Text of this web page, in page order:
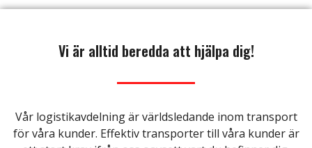
Vi är alltid beredda att hjälpa dig!
Vår logistikavdelning är världsledande inom transport
för våra kunder. Effektiv transporter till våra kunder är